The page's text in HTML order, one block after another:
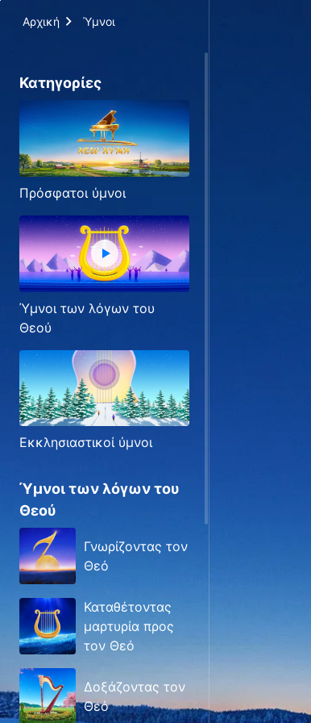
Αρχική Ύμνοι
Κατηγορίες
Πρόσφατοι ύμνοι
Ύμνοι των λόγων του
Θεού
Εκκλησιαστικοί ύμνοι
Ύμνοι των λόγων του
Θεού
Γνωρίζοντας τον
Θεό
Καταθέτοντας
μαρτυρία προς
τον Θεό
Δοξάζοντας τον
Θεό